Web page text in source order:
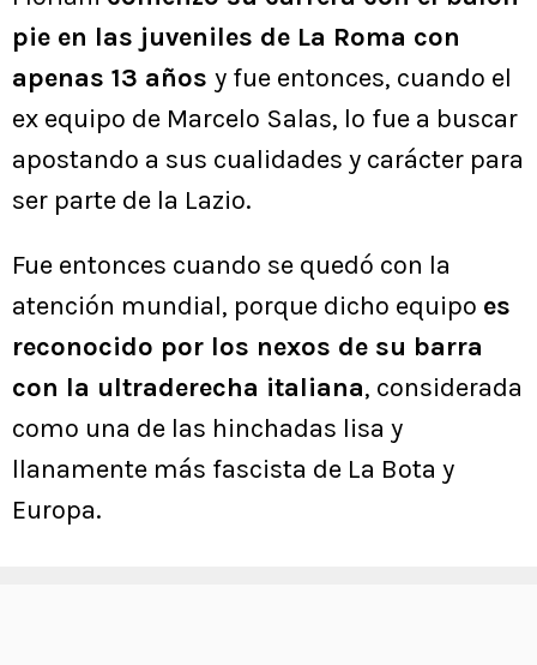
pie en las juveniles de La Roma con
apenas 13 años y fue entonces, cuando el
ex equipo de Marcelo Salas, lo fue a buscar
apostando a sus cualidades y carácter para
ser parte de la Lazio.
Fue entonces cuando se quedó con la
atención mundial, porque dicho equipo es
reconocido por los nexos de su barra
con la ultraderecha italiana, considerada
como una de las hinchadas lisa y
llanamente más fascista de La Bota y
Europa.